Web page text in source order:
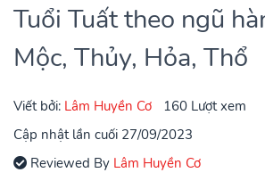
Tuổi Tuất theo ngũ
Mộc, Thủy, Hỏa, Thổ
Viết bởi: Lâm Huyền Cơ
160 Lượt xem
Cập nhật lần cuối 27/09/2023
Reviewed By Lâm Huyền Cơ